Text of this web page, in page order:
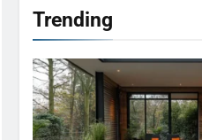
4
5
Einhell
Trending